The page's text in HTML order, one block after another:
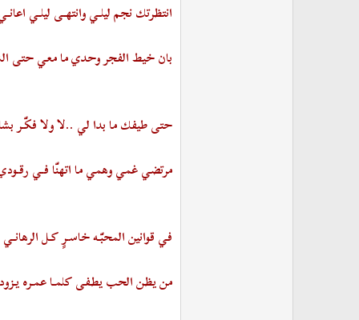
انتظرتك نجم ليلـي وانتهـى ليلـي
بان خيط الفجر وحدي ما معي حتى
حتى طيفك ما بدا لي ..لا ولا فكّـر
مرتضي غمي وهمي ما اتهنّا فـي
في قوانين المحبّـه خاسـرٍ كـل الرهانـي
من يظن الحب يطفى كلمـا عمـره